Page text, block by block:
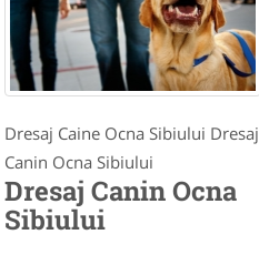
Dresaj Caine Ocna Sibiului Dresaj
Canin Ocna Sibiului
Dresaj Canin Ocna
Sibiului